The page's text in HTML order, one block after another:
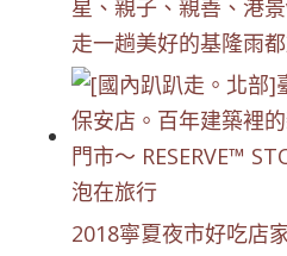
星、親子、親善、港
走一趟美好的基隆雨
2018寧夏夜市好吃店